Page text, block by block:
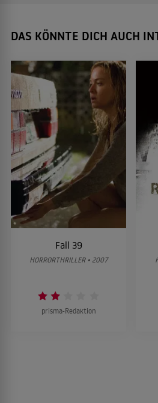
DAS KÖNNTE DICH AUCH
Fall 39
HORRORTHRILLER • 2007
prisma-Redaktion